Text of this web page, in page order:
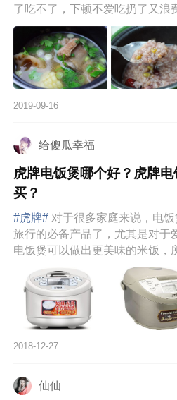
了吃不了，下顿不爱吃扔了又浪
就是这样，也坚持捣...
2019-09-16
给傻瓜幸福
虎牌电饭煲哪个好？虎牌
买？
#虎牌# 对于很多家庭来说，电
旅行的必备产品了，尤其是对于
电饭煲可以做出更美味的米饭，
2018-12-27
仙仙